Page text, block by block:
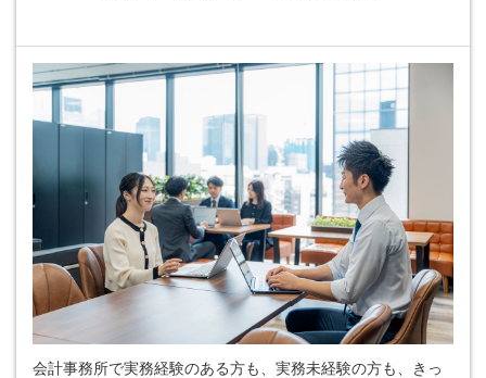
会計事務所で実務経験のある方も、実務未経験の方も、きっ